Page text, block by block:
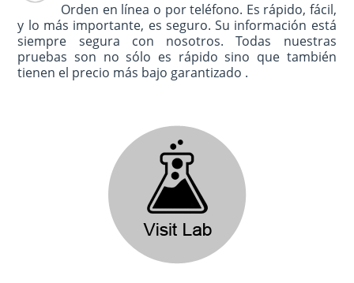
Orden en línea o por teléfono. Es rápido, fácil,
y lo más importante, es seguro. Su información está
siempre segura con nosotros. Todas nuestras
pruebas son no sólo es rápido sino que también
tienen el precio más bajo garantizado .